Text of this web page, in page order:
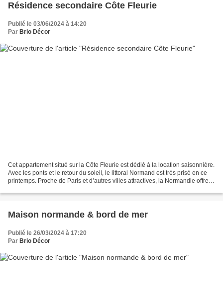
Résidence secondaire Côte Fleurie
Publié le 03/06/2024 à 14:20
Par Brio Décor
Cet appartement situé sur la Côte Fleurie est dédié à la location saisonnière.
Avec les ponts et le retour du soleil, le littoral Normand est très prisé en ce
printemps. Proche de Paris et d’autres villes attractives, la Normandie offre
Maison normande & bord de mer
Publié le 26/03/2024 à 17:20
Par Brio Décor